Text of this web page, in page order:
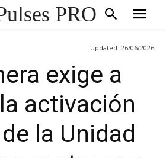
PRO
Updated: 26/06/2026
exige a
activación
la Unidad